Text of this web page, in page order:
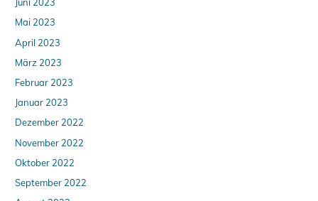
Mai 2023
April 2023
März 2023
Februar 2023
Januar 2023
Dezember 2022
November 2022
Oktober 2022
September 2022